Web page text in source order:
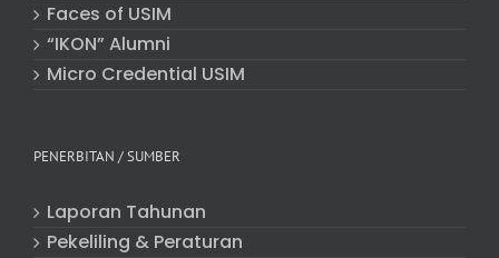
Faces of USIM
“IKON” Alumni
Micro Credential USIM
PENERBITAN / SUMBER
Laporan Tahunan
Pekeliling & Peraturan